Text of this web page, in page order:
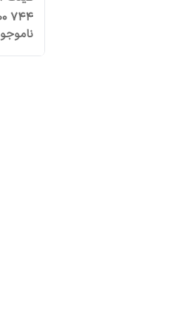
744 UV400کیفیت وارداتی درجه یک